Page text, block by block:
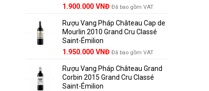
Giá
là:
2.800.000 VNĐ.
1.900.000 VNĐGiá
tại
là:
Đã bao gồm VAT
Rượu Vang Pháp Château Cap de
Mourlin 2010 Grand Cru Classé
Saint-Émilion
Giá
là:
2.950.000 VNĐ.
1.950.000 VNĐGiá
tại
là:
Đã bao gồm VAT
Rượu Vang Pháp Château Grand
Corbin 2015 Grand Cru Classé
Saint-Émilion